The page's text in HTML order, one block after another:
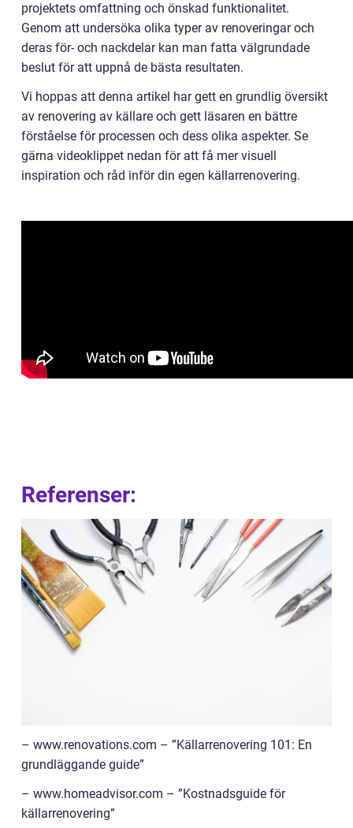
projektets omfattning och önskad funktionalitet.
Genom att undersöka olika typer av renoveringar och
deras för- och nackdelar kan man fatta välgrundade
beslut för att uppnå de bästa resultaten.
Vi hoppas att denna artikel har gett en grundlig översikt
av renovering av källare och gett läsaren en bättre
förståelse för processen och dess olika aspekter. Se
gärna videoklippet nedan för att få mer visuell
inspiration och råd inför din egen källarrenovering.
Referenser:
– www.renovations.com – ”Källarrenovering 101: En
grundläggande guide”
– www.homeadvisor.com – ”Kostnadsguide för
källarrenovering”